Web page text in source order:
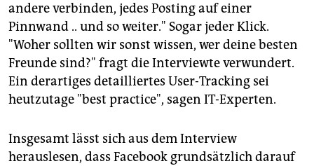
andere verbinden, jedes Posting auf einer
Pinnwand .. und so weiter." Sogar jeder Klick.
"Woher sollten wir sonst wissen, wer deine besten
Freunde sind?" fragt die Interviewte verwundert.
Ein derartiges detailliertes User-Tracking sei
heutzutage "best practice", sagen IT-Experten.
Insgesamt lässt sich aus dem Interview
herauslesen, dass Facebook grundsätzlich darauf